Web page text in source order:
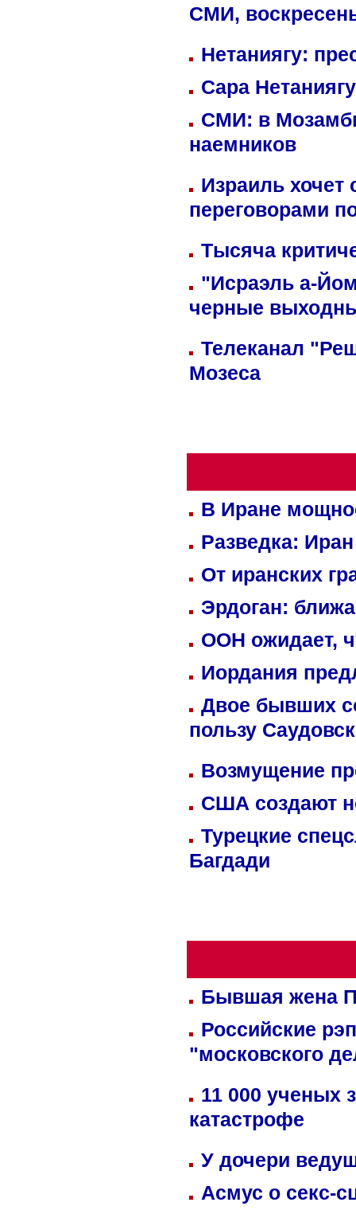
СМИ,
Нетаниягу:
Сара
СМИ: в
наемников
Израиль хочет
переговорами
Тысяча
"Исраэль а-
черные
Телеканал
Мозеса
В Иране
Разведка:
От иранских
Эрдоган:
ООН ожидает,
Иордания
Двое бывших
пользу
Возмущение
США создают
Турецкие
Багдади
Бывшая жена
Российские
"московского
11 000 ученых
катастрофе
У дочери
Асмус о секс-